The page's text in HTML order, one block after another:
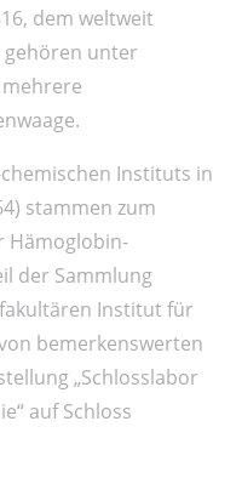
dem weltweit
gehören unter
Instituts in
stammen zum
Hämoglobin-
der Sammlung
Institut für
bemerkenswerten
„Schlosslabor
auf Schloss